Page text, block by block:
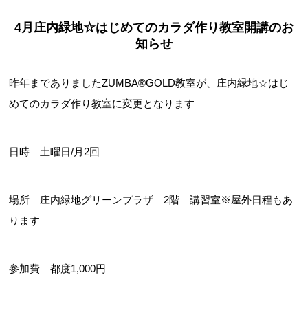
4月庄内緑地☆はじめてのカラダ作り教室開講のお
知らせ
昨年までありましたZUMBA®GOLD教室が、庄内緑地☆はじ
めてのカラダ作り教室に変更となります
日時 土曜日/月2回
場所 庄内緑地グリーンプラザ 2階 講習室※屋外日程もあ
ります
参加費 都度1,000円